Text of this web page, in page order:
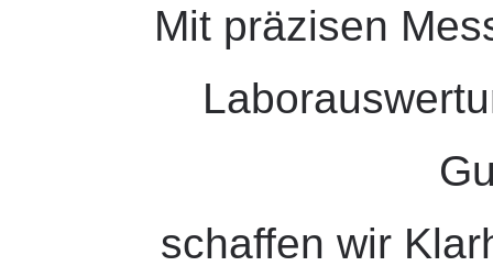
Mit präzisen
schaffen wir